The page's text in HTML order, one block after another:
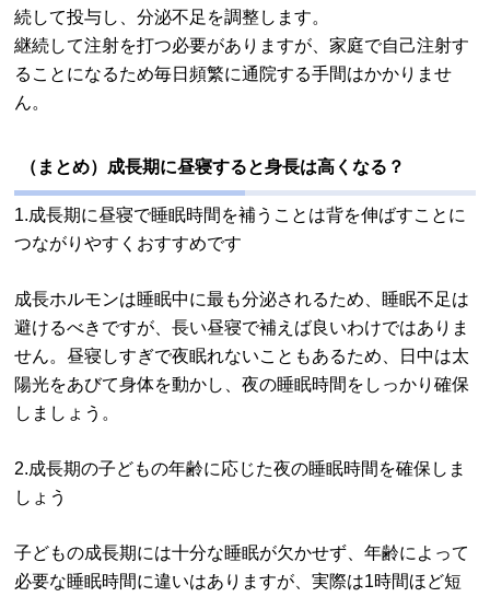
続して投与し、分泌不足を調整します。
継続して注射を打つ必要がありますが、家庭で自己注射す
ることになるため毎日頻繁に通院する手間はかかりませ
ん。
（まとめ）成長期に昼寝すると身長は高くなる？
1.成長期に昼寝で睡眠時間を補うことは背を伸ばすことに
つながりやすくおすすめです
成長ホルモンは睡眠中に最も分泌されるため、睡眠不足は
避けるべきですが、長い昼寝で補えば良いわけではありま
せん。昼寝しすぎで夜眠れないこともあるため、日中は太
陽光をあびて身体を動かし、夜の睡眠時間をしっかり確保
しましょう。
2.成長期の子どもの年齢に応じた夜の睡眠時間を確保しま
しょう
子どもの成長期には十分な睡眠が欠かせず、年齢によって
必要な睡眠時間に違いはありますが、実際は1時間ほど短